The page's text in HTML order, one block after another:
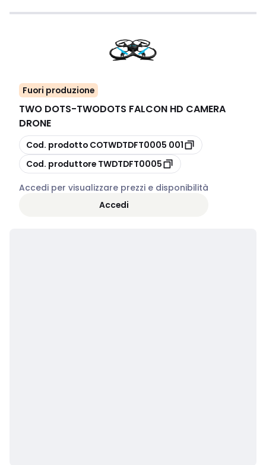
Fuori produzione
TWO DOTS-TWODOTS FALCON HD CAMERA
DRONE
copia
Cod. prodotto
COTWDTDFT0005 001
copia
Cod. produttore TWDTDFT0005
Accedi per visualizzare prezzi e disponibilità
Accedi